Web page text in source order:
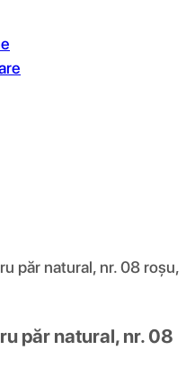
păr natural, nr. 08 roșu,
păr natural, nr. 08